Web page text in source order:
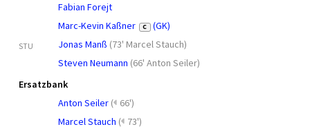
Fabian Forejt
Marc-Kevin Kaßner
C (GK)
STU Jonas Manß (73' Marcel Stauch)
Steven Neumann (66' Anton Seiler)
Ersatzbank
Anton Seiler ( 66')
Marcel Stauch ( 73')